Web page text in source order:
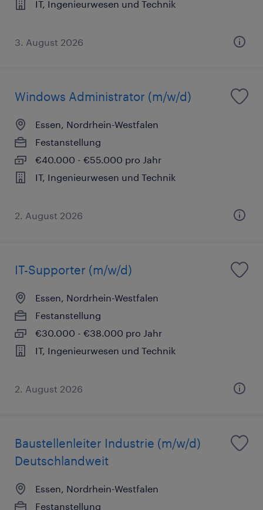
IT, Ingenieurwesen und Technik
3. August 2026
Windows Administrator (m/w/d)
Essen, Nordrhein-Westfalen
Festanstellung
€40.000 - €55.000 pro Jahr
IT, Ingenieurwesen und Technik
2. August 2026
IT-Supporter (m/w/d)
Essen, Nordrhein-Westfalen
Festanstellung
€30.000 - €38.000 pro Jahr
IT, Ingenieurwesen und Technik
2. August 2026
Baustellenleiter Industrie (m/w/d)
Deutschlandweit
Essen, Nordrhein-Westfalen
Festanstellung